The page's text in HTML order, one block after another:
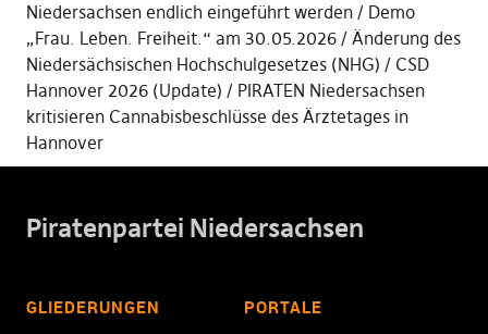
Niedersachsen endlich eingeführt werden
Demo
„Frau. Leben. Freiheit.“ am 30.05.2026
Änderung des
Niedersächsischen Hochschulgesetzes (NHG)
CSD
Hannover 2026 (Update)
PIRATEN Niedersachsen
kritisieren Cannabisbeschlüsse des Ärztetages in
Hannover
Piratenpartei Niedersachsen
GLIEDERUNGEN PORTALE